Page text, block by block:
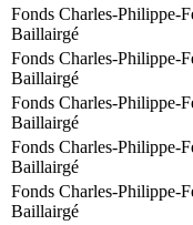
Fonds Charles-Philippe-
Baillairgé
Fonds Charles-Philippe-
Baillairgé
Fonds Charles-Philippe-
Baillairgé
Fonds Charles-Philippe-
Baillairgé
Fonds Charles-Philippe-
Baillairgé